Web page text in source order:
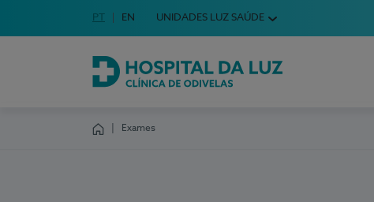
Escolha o seu idioma
Idioma em Português
PT English Language
EN UNIDADES LUZ SAÚDE
Hospital da Luz Clínica de Odivelas
Exames